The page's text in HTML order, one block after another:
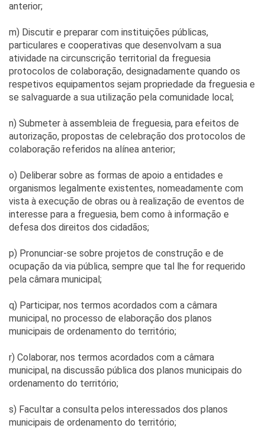
anterior;
m) Discutir e preparar com instituições públicas,
particulares e cooperativas que desenvolvam a sua
atividade na circunscrição territorial da freguesia
protocolos de colaboração, designadamente quando os
respetivos equipamentos sejam propriedade da freguesia e
se salvaguarde a sua utilização pela comunidade local;
n) Submeter à assembleia de freguesia, para efeitos de
autorização, propostas de celebração dos protocolos de
colaboração referidos na alínea anterior;
o) Deliberar sobre as formas de apoio a entidades e
organismos legalmente existentes, nomeadamente com
vista à execução de obras ou à realização de eventos de
interesse para a freguesia, bem como à informação e
defesa dos direitos dos cidadãos;
p) Pronunciar-se sobre projetos de construção e de
ocupação da via pública, sempre que tal lhe for requerido
pela câmara municipal;
q) Participar, nos termos acordados com a câmara
municipal, no processo de elaboração dos planos
municipais de ordenamento do território;
r) Colaborar, nos termos acordados com a câmara
municipal, na discussão pública dos planos municipais do
ordenamento do território;
s) Facultar a consulta pelos interessados dos planos
municipais de ordenamento do território;